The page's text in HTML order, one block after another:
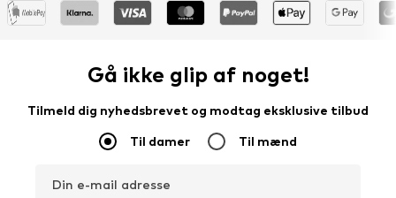
Gå ikke glip af noget!
Tilmeld dig nyhedsbrevet og modtag eksklusive tilbud
Til damer Til mænd
Din e-mail adresse